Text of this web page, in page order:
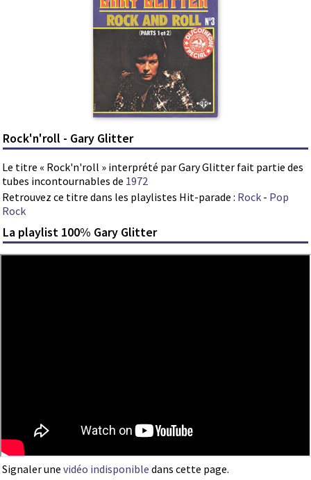
Rock'n'roll - Gary Glitter
Le titre « Rock'n'roll » interprété par Gary Glitter fait partie des
tubes incontournables de 1972
Retrouvez ce titre dans les playlistes Hit-parade : Rock - Pop
Rock
La playlist 100% Gary Glitter
Signaler une vidéo indisponible dans cette page.